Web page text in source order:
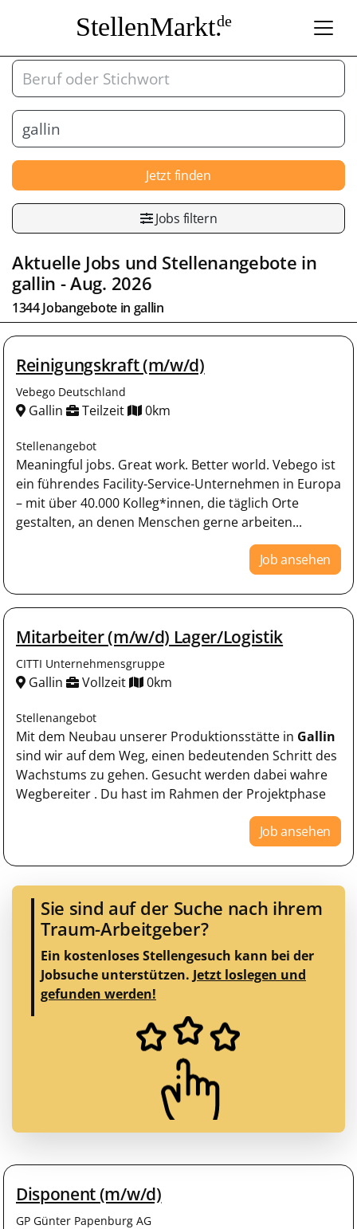
StellenMarkt.de
Jetzt finden
Jobs filtern
Aktuelle Jobs und Stellenangebote in
gallin - Aug. 2026
1344 Jobangebote in gallin
Reinigungskraft (m/w/d)
Vebego Deutschland
Gallin Teilzeit 0km
Stellenangebot
Meaningful jobs. Great work. Better world. Vebego ist
ein führendes Facility-Service-Unternehmen in Europa
– mit über 40.000 Kolleg*innen, die täglich Orte
gestalten, an denen Menschen gerne arbeiten...
Job ansehen
Mitarbeiter (m/w/d) Lager/Logistik
CITTI Unternehmensgruppe
Gallin Vollzeit 0km
Stellenangebot
Mit dem Neubau unserer Produktionsstätte in Gallin
sind wir auf dem Weg, einen bedeutenden Schritt des
Wachstums zu gehen. Gesucht werden dabei wahre
Wegbereiter . Du hast im Rahmen der Projektphase
Job ansehen
Sie sind auf der Suche nach ihrem
Traum-Arbeitgeber?
Ein kostenloses Stellengesuch kann bei der
Jobsuche unterstützen. Jetzt loslegen und
gefunden werden!
Disponent (m/w/d)
GP Günter Papenburg AG